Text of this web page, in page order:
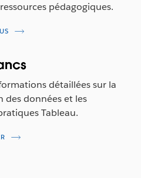
pédagogiques.
détaillées sur la
des données et les
Tableau.